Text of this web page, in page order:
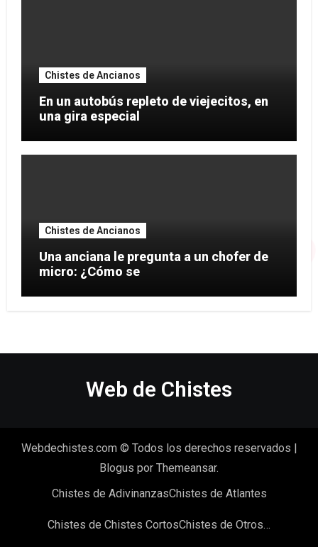
Chistes de Ancianos
En un autobús repleto de viejecitos, en
una gira especial
Chistes de Ancianos
Una anciana le pregunta a un chofer de
micro: ¿Cómo se
Web de Chistes
Webdechistes.com © Todos los derechos reservados
Blogus por Themeansar.
Chistes de AdivinanzasChistes de Atlantes
Chistes de Chistes CortosChistes de Otros…